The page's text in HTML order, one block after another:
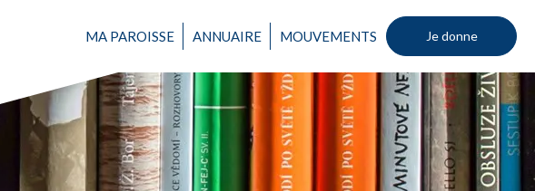
MA PAROISSE ANNUAIRE MOUVEMENTS Je donne
Un mouvement